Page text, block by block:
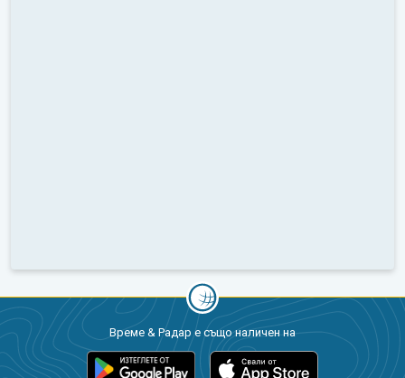
Време & Радар е също наличен на